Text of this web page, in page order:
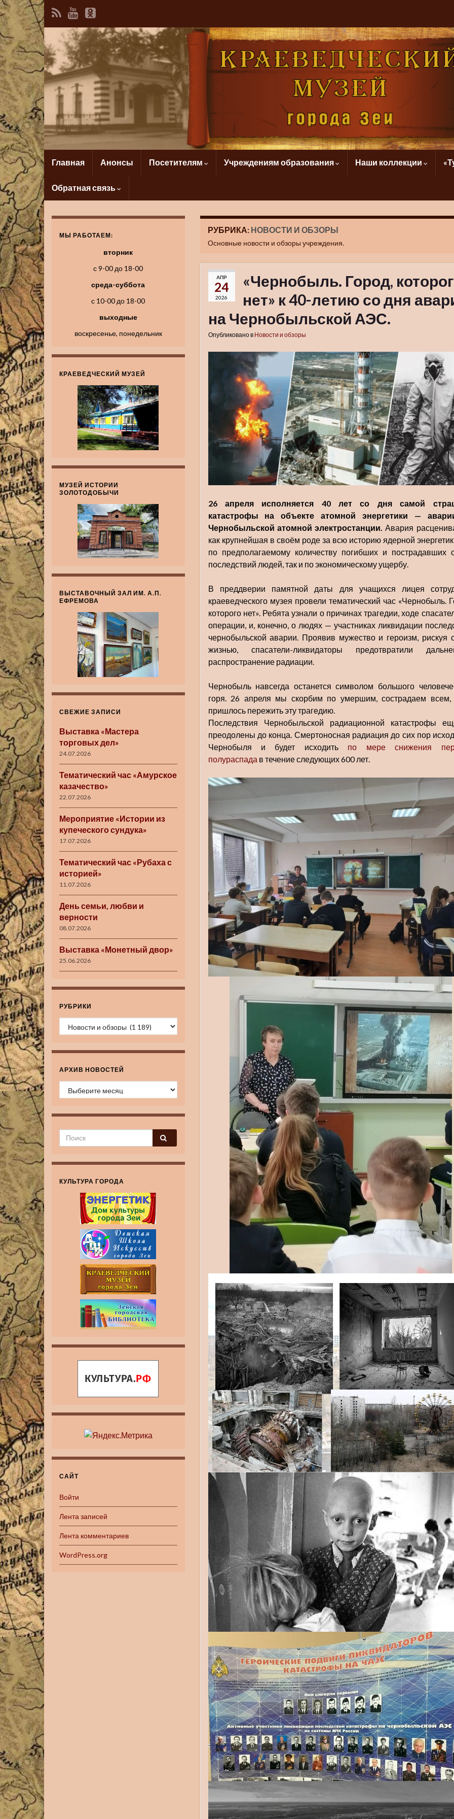
Главная Анонсы Посетителям Учреждениям образования Наши коллекции
Обратная связь
РУБРИКА: НОВОСТИ И ОБЗОРЫ
Основные новости и обзоры учреждения.
АПР
24
2026
«Чернобыль. Город,
нет» к 40-летию со дня
на Чернобыльской АЭС.
Опубликовано в Новости и обзоры
26 апреля исполняется 40 лет со дня самой
катастрофы на объекте атомной энергетики —
Чернобыльской атомной электростанции. Авария
как крупнейшая в своём роде за всю историю ядерной
по предполагаемому количеству погибших и пострадавших
последствий людей, так и по экономическому ущербу.
В преддверии памятной даты для учащихся лицея
краеведческого музея провели тематический час «Чернобыль.
которого нет». Ребята узнали о причинах трагедии, ходе
операции, и, конечно, о людях — участниках ликвидации
чернобыльской аварии. Проявив мужество и героизм, рискуя
жизнью, спасатели-ликвидаторы предотвратили
распространение радиации.
Чернобыль навсегда останется символом большого
горя. 26 апреля мы скорбим по умершим, сострадаем всем,
пришлось пережить эту трагедию.
Последствия Чернобыльской радиационной катастрофы
преодолены до конца. Смертоносная радиация до сих пор
Чернобыля и будет исходить по мере снижения
полураспада в течение следующих 600 лет.
МЫ РАБОТАЕМ:
вторник
с 9-00 до 18-00
среда-суббота
с 10-00 до 18-00
выходные
воскресенье, понедельник
КРАЕВЕДЧЕСКИЙ МУЗЕЙ
МУЗЕЙ ИСТОРИИ
ЗОЛОТОДОБЫЧИ
ВЫСТАВОЧНЫЙ ЗАЛ ИМ. А.П.
ЕФРЕМОВА
СВЕЖИЕ ЗАПИСИ
Выставка «Мастера
торговых дел»
24.07.2026
Тематический час «Амурское
казачество»
22.07.2026
Мероприятие «Истории из
купеческого сундука»
17.07.2026
Тематический час «Рубаха с
историей»
11.07.2026
День семьи, любви и
верности
08.07.2026
Выставка «Монетный двор»
25.06.2026
РУБРИКИ
Рубрики
АРХИВ НОВОСТЕЙ
Архив новостей
КУЛЬТУРА ГОРОДА
САЙТ
Войти
Лента записей
Лента комментариев
WordPress.org
Резниченко